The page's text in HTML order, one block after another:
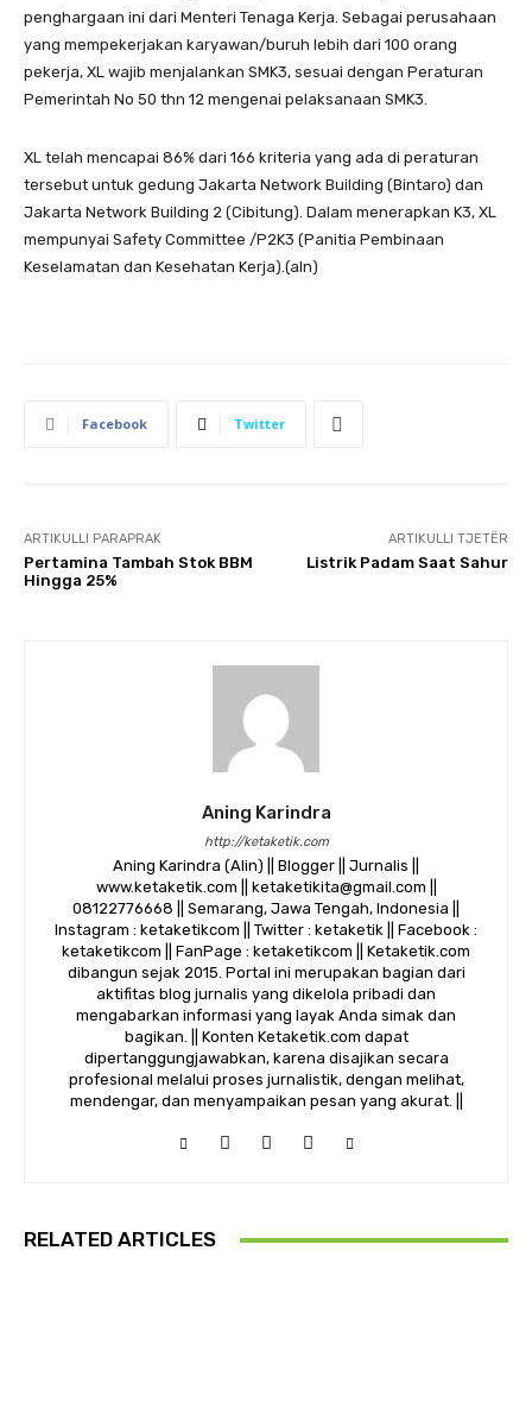
penghargaan ini dari Menteri Tenaga Kerja. Sebagai perusahaan
yang mempekerjakan karyawan/buruh lebih dari 100 orang
pekerja, XL wajib menjalankan SMK3, sesuai dengan Peraturan
Pemerintah No 50 thn 12 mengenai pelaksanaan SMK3.
XL telah mencapai 86% dari 166 kriteria yang ada di peraturan
tersebut untuk gedung Jakarta Network Building (Bintaro) dan
Jakarta Network Building 2 (Cibitung). Dalam menerapkan K3, XL
mempunyai Safety Committee /P2K3 (Panitia Pembinaan
Keselamatan dan Kesehatan Kerja).(aln)
Facebook Twitter
ARTIKULLI PARAPRAK
Pertamina Tambah Stok BBM
Hingga 25%
ARTIKULLI TJETËR
Listrik Padam Saat Sahur
Aning Karindra
http://ketaketik.com
Aning Karindra (Alin) || Blogger || Jurnalis ||
www.ketaketik.com || ketaketikita@gmail.com ||
08122776668 || Semarang, Jawa Tengah, Indonesia ||
Instagram : ketaketikcom || Twitter : ketaketik || Facebook :
ketaketikcom || FanPage : ketaketikcom || Ketaketik.com
dibangun sejak 2015. Portal ini merupakan bagian dari
aktifitas blog jurnalis yang dikelola pribadi dan
mengabarkan informasi yang layak Anda simak dan
bagikan. || Konten Ketaketik.com dapat
dipertanggungjawabkan, karena disajikan secara
profesional melalui proses jurnalistik, dengan melihat,
mendengar, dan menyampaikan pesan yang akurat. ||
RELATED ARTICLES